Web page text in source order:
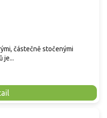
částečně stočenými
je...